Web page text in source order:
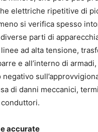
elettriche ripetitive di
si verifica spesso
parti di
ad alta tensione,
e all’interno di
di danni meccanici,
accurate